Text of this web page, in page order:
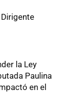
la Ley
Paulina
en el